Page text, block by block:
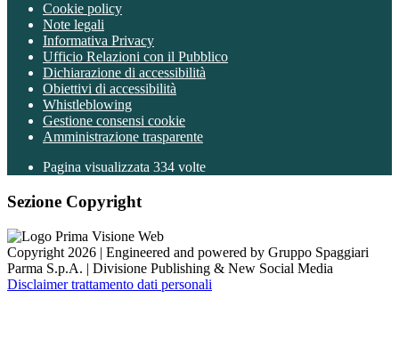
Cookie policy
Note legali
Informativa Privacy
Ufficio Relazioni con il Pubblico
Dichiarazione di accessibilità
Obiettivi di accessibilità
Whistleblowing
Gestione consensi cookie
Amministrazione trasparente
Pagina visualizzata 334 volte
Sezione Copyright
Copyright 2026 | Engineered and powered by Gruppo Spaggiari
Parma S.p.A. | Divisione Publishing & New Social Media
Disclaimer trattamento dati personali